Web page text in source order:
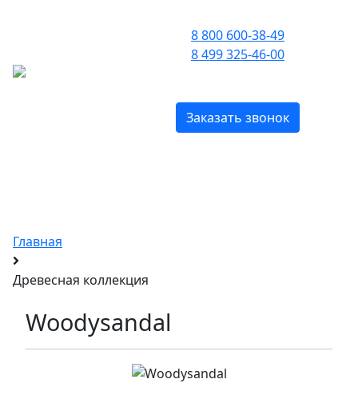
8 800 600-38-49
8 499 325-46-00
Заказать звонок
Главная
Древесная коллекция
Woodysandal